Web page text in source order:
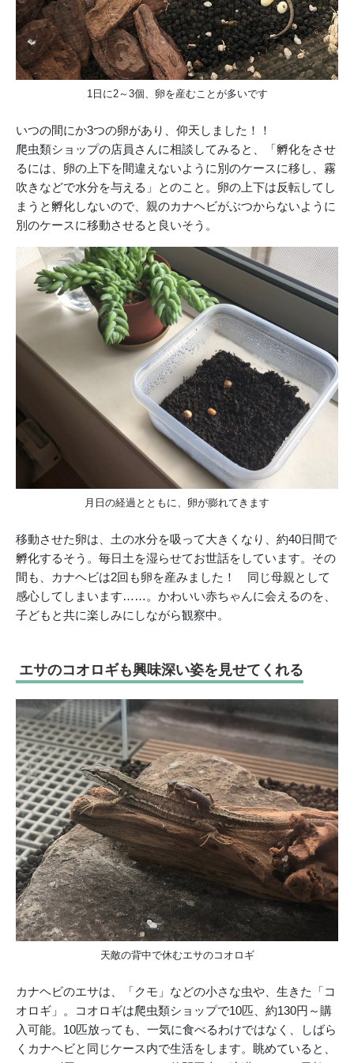
1日に2～3個、卵を産むことが多いです
いつの間にか3つの卵があり、仰天しました！！
爬虫類ショップの店員さんに相談してみると、「孵化をさせ
るには、卵の上下を間違えないように別のケースに移し、霧
吹きなどで水分を与える」とのこと。卵の上下は反転してし
まうと孵化しないので、親のカナヘビがぶつからないように
別のケースに移動させると良いそう。
月日の経過とともに、卵が膨れてきます
移動させた卵は、土の水分を吸って大きくなり、約40日間で
孵化するそう。毎日土を湿らせてお世話をしています。その
間も、カナヘビは2回も卵を産みました！ 同じ母親として
感心してしまいます……。かわいい赤ちゃんに会えるのを、
子どもと共に楽しみにしながら観察中。
エサのコオロギも興味深い姿を見せてくれる
天敵の背中で休むエサのコオロギ
カナヘビのエサは、「クモ」などの小さな虫や、生きた「コ
オロギ」。コオロギは爬虫類ショップで10匹、約130円～購
入可能。10匹放っても、一気に食べるわけではなく、しばら
くカナヘビと同じケース内で生活をします。眺めていると、